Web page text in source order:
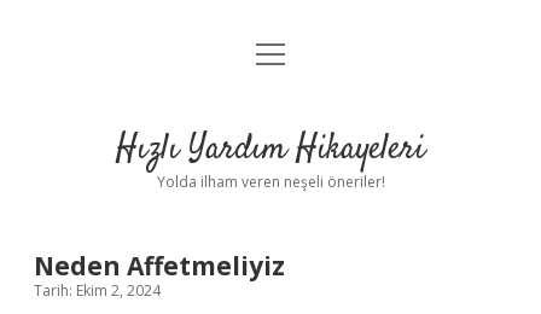
Anasayfa
Yasal Uyarı
menüyü
Hızlı Yardım Hikayeleri
Yolda ilham veren neşeli öneriler!
Neden Affetmeliyiz
Tarih: Ekim 2, 2024